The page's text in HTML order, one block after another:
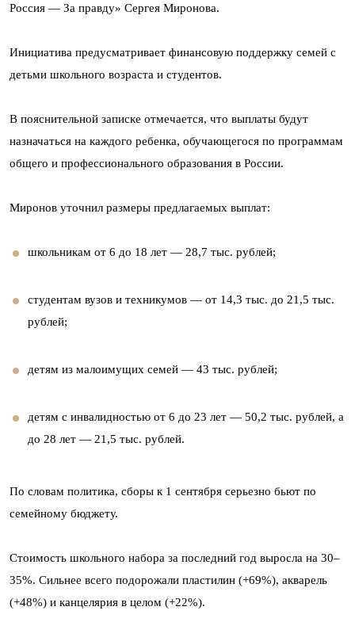
Россия — За правду» Сергея Миронова.
Инициатива предусматривает финансовую поддержку семей с
детьми школьного возраста и студентов.
В пояснительной записке отмечается, что выплаты будут
назначаться на каждого ребенка, обучающегося по программам
общего и профессионального образования в России.
Миронов уточнил размеры предлагаемых выплат:
школьникам от 6 до 18 лет — 28,7 тыс. рублей;
студентам вузов и техникумов — от 14,3 тыс. до 21,5 тыс.
рублей;
детям из малоимущих семей — 43 тыс. рублей;
детям с инвалидностью от 6 до 23 лет — 50,2 тыс. рублей, а
до 28 лет — 21,5 тыс. рублей.
По словам политика, сборы к 1 сентября серьезно бьют по
семейному бюджету.
Стоимость школьного набора за последний год выросла на 30–
35%. Сильнее всего подорожали пластилин (+69%), акварель
(+48%) и канцелярия в целом (+22%).